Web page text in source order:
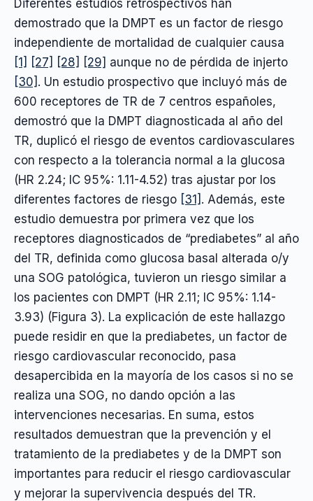
Diferentes estudios retrospectivos han
demostrado que la DMPT es un factor de riesgo
independiente de mortalidad de cualquier causa
[1] [27] [28] [29] aunque no de pérdida de injerto
[30] . Un estudio prospectivo que incluyó más de
600 receptores de TR de 7 centros españoles,
demostró que la DMPT diagnosticada al año del
TR, duplicó el riesgo de eventos cardiovasculares
con respecto a la tolerancia normal a la glucosa
(HR 2.24; IC 95%: 1.11-4.52) tras ajustar por los
diferentes factores de riesgo [31] . Además, este
estudio demuestra por primera vez que los
receptores diagnosticados de “prediabetes” al año
del TR, definida como glucosa basal alterada o/y
una SOG patológica, tuvieron un riesgo similar a
los pacientes con DMPT (HR 2.11; IC 95%: 1.14-
3.93) (Figura 3). La explicación de este hallazgo
puede residir en que la prediabetes, un factor de
riesgo cardiovascular reconocido, pasa
desapercibida en la mayoría de los casos si no se
realiza una SOG, no dando opción a las
intervenciones necesarias. En suma, estos
resultados demuestran que la prevención y el
tratamiento de la prediabetes y de la DMPT son
importantes para reducir el riesgo cardiovascular
y mejorar la supervivencia después del TR.